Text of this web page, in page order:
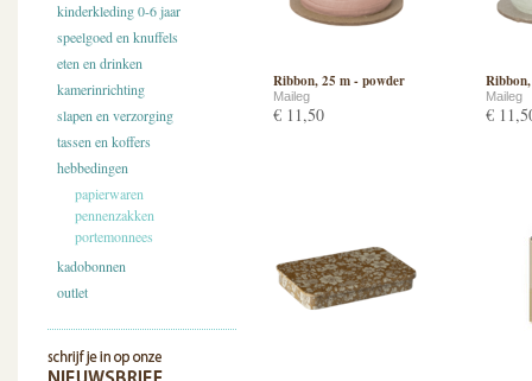
kinderkleding 0-6 jaar
speelgoed en knuffels
eten en drinken
kamerinrichting
slapen en verzorging
tassen en koffers
hebbedingen
papierwaren
pennenzakken
portemonnees
kadobonnen
outlet
Ribbon, 25 m - powder
Maileg
€ 11,50
Maileg
€